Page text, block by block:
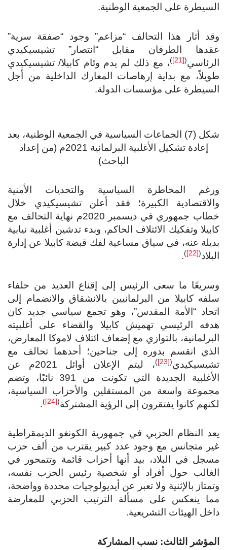
السيطرة على الجمعية الوطنية.
وقد أثار هذا التحالف “مزاعم” وجود “صفقة سرية”
عقدها الطرفان مقابل “انتصار” تشيسيكيدي
الرئاسي(
[21]
)، مع ذلك لم يدم وئام كابيلا/ تشيسيكيدي
طويلاً، مع بداية إرهاصات المعارك الداخلية من أجل
السيطرة على مؤسسات الدولة.
شكل (7) الجماعات السياسية في الجمعية الوطنية، بعد
إعادة تشكيل الأغلبية البرلمانية 2021م (من إعداد
الباحث)
ورغم المخاطرة السياسية والتحديات الأمنية
والاقتصادية الكبيرة؛ فقد أعلن تشيسيكيدي خلال
خطاب جمهوري في ديسمبر 2020م نهاية التحالف مع
كابيلا وتفكيك الائتلاف الحاكم، وبدء تدشين أغلبية نيابية
بديلة عنه، في سياق مساعية لفك قبضة كابيلا عن إدارة
البلاد(
[22]
)
.
وسريعًا ما سعى الرئيس إلى إقناع العديد من حلفاء
سلفه كابيلا من البرلمانيين بالانشقاق والانضمام إلى
اتحاد “الأمة المقدس”، وهو تجمع سياسي جديد كان
هدفه الرئيسي تهميش كابيلا والقضاء على أغلبيته
البرلمانية، بالتوازي مع إضعاف ائتلاف لاموكا المعارض،
الذي انقسم بدوره إلى جناحين؛ أحدهما تحالف مع
تشيسيكيدي(
[23]
)
، ليتم الإعلان أوائل 2021م عن
الأغلبية الجديدة التي تكونت من 391 نائبًا، وتضم
مجموعة واسعة من المستقلين والأحزاب السياسية،
لكنهم كانوا يفتقرون إلى الرؤية المشتركة(
[24]
)
.
يعد النظام الحزبي في جمهورية الكونغو الديمقراطية
غير متجانس مع وجود عدد كبير يقترب من ألف حزب
مسجل في البلاد، بيد أنها أحزاب قائمة وتتمحور في
الغالب حول أفراد أو شخصية رئيس الحزب نفسه،
وتمتاز بالإثنية ولا تعبر عن أيديولوجيات محددة وواضحة،
مما ينعكس على مسألة الترتيب الحزبي للمعارضة
داخل الهيئات التشريعية.
المؤشر الثالث: نسب المشاركة